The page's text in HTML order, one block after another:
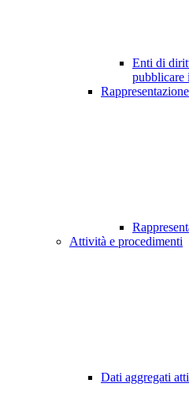
Enti di
pubblicare
Attività e procedimenti
Dati aggregati